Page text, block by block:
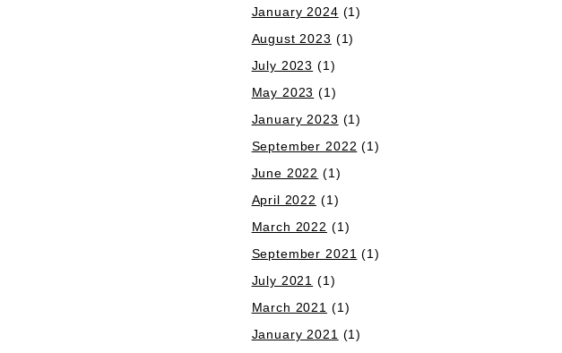
January 2024 (1)
August 2023 (1)
July 2023 (1)
May 2023 (1)
January 2023 (1)
September 2022 (1)
June 2022 (1)
April 2022 (1)
March 2022 (1)
September 2021 (1)
July 2021 (1)
March 2021 (1)
January 2021 (1)